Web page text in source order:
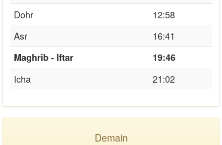
Dohr
12:58
Asr
16:41
Maghrib - Iftar
19:46
Icha
21:02
Demain